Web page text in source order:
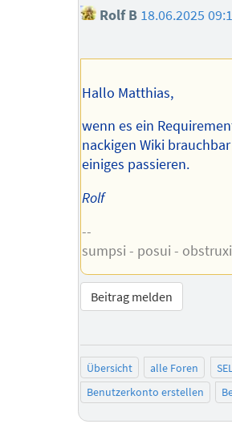
Rolf B 18.06.2025
Hallo Matthias,
wenn es ein
nackigen Wiki
einiges passieren.
Rolf
--
sumpsi - posui - obstruxi
Beitrag melden
Übersicht alle Foren
Benutzerkonto erstellen